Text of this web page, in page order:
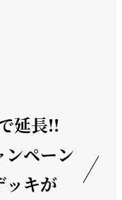
延長!!
ンペーン
キが